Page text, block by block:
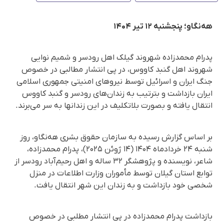
هه‌نگاو؛ پنجشنبه ۱۲ تیر ۱۴۰۴
پدرام محمدزاده شهروند گیلک اهل رودسر و شمیم نوایی
شهروند اهل گنبد کاووس، در پی انتشار مطالبی در خصوص
جنگ ایران و اسرائیل توسط نیروهای امنیتی جمهوری اسلامی
ایران بازداشت و بترتیب به زندان‌های رودسر و گنبد کاووس
انتقال یافته و بصورت بلاتکلیف در این زندانها به‌ سر می‌برند.
بر اساس گزارش رسیده به سازمان حقوق بشری هه‌نگاو، روز
شنبه ۲۴ خردادماه ۱۴۰۴ (۱۴ ژوئن ۲۰۲۵)، پدرام محمدزاده،
شاعر، نویسنده و پژوهشگر ۳۲ ساله و اهل رحیم‌آباد رودسر از
توابع استان گیلان توسط مأموران وزارت اطلاعات در منزل
شخصی خود بازداشت و به زندان این شهر انتقال یافت.
بازداشت پدرام محمدزاده در پی انتشار مطلبی در خصوص